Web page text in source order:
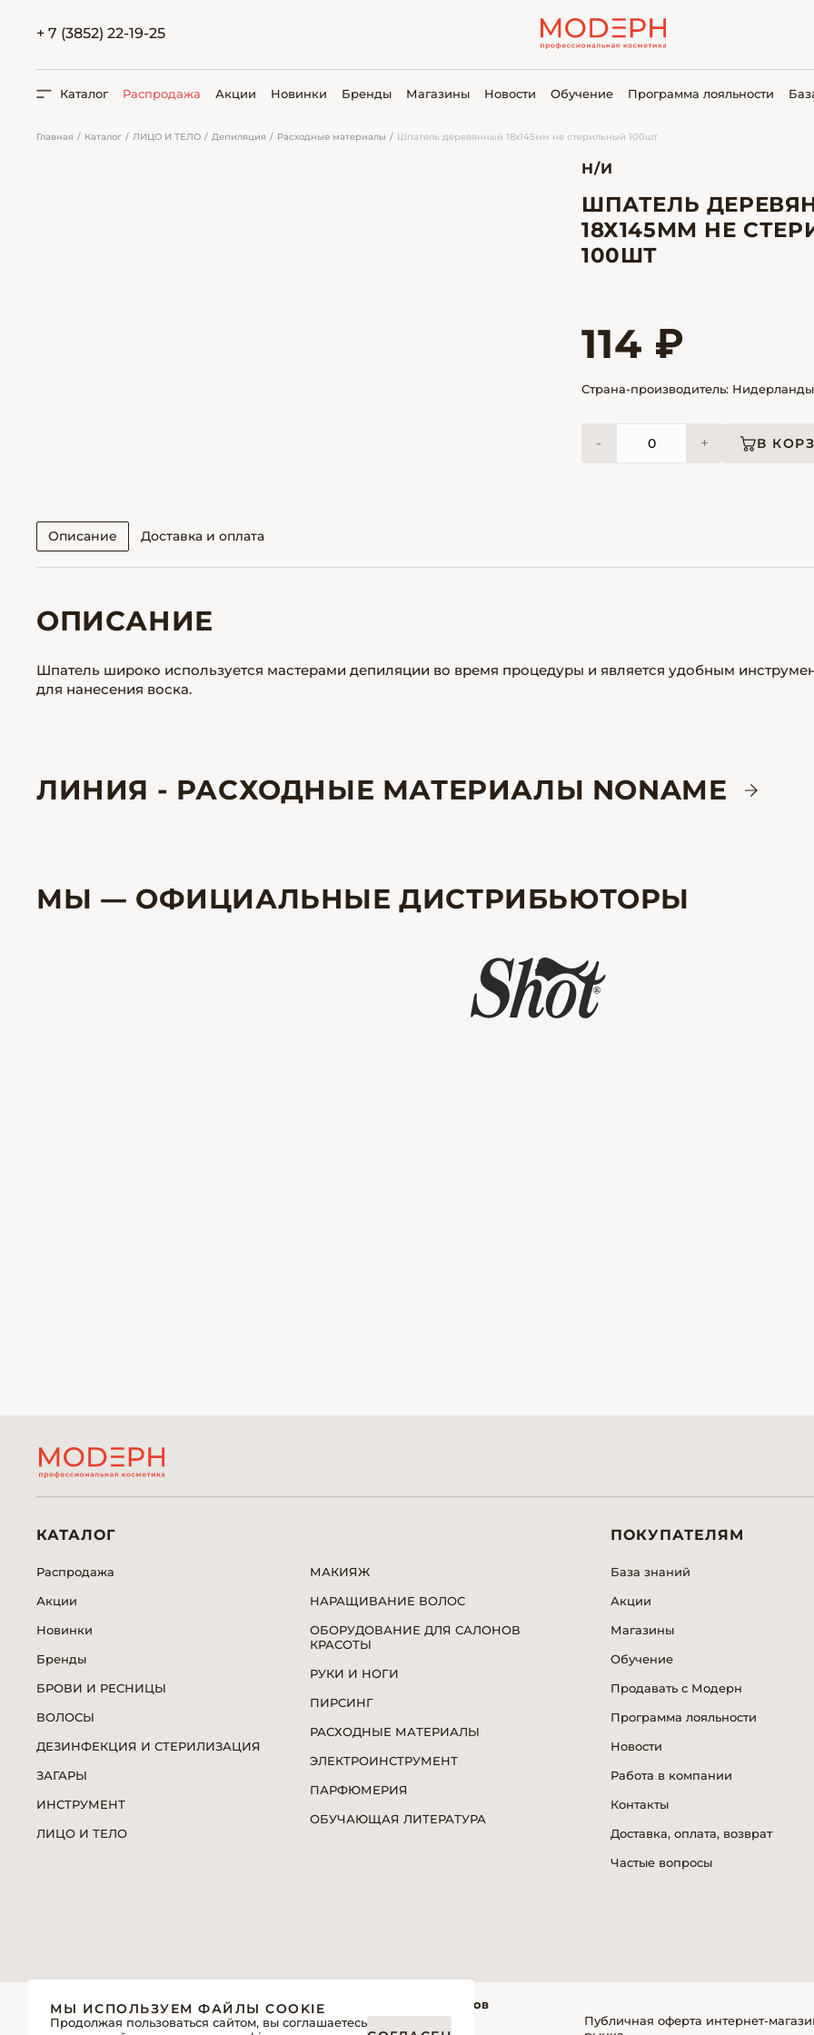
+ 7 (3852) 22-19-25
Каталог Распродажа Акции Новинки Бренды Магазины Новости Обучение Программа лояльности
Главная Каталог ЛИЦО И ТЕЛО Депиляция Расходные материалы Шпатель деревянный 18х145мм не стерильный 100шт
Н/И
ШПАТЕЛЬ
18Х145ММ НЕ
100ШТ
114 ₽
Страна-производитель: Нидерланды
- + В
Описание Доставка и оплата
ОПИСАНИЕ
Шпатель широко используется мастерами депиляции во время процедуры и является удобным
для нанесения воска.
ЛИНИЯ - РАСХОДНЫЕ МАТЕРИАЛЫ NONAME
МЫ — ОФИЦИАЛЬНЫЕ ДИСТРИБЬЮТОРЫ
КАТАЛОГ
Распродажа
Акции
Новинки
Бренды
БРОВИ И РЕСНИЦЫ
ВОЛОСЫ
ДЕЗИНФЕКЦИЯ И СТЕРИЛИЗАЦИЯ
ЗАГАРЫ
ИНСТРУМЕНТ
ЛИЦО И ТЕЛО
МАКИЯЖ
НАРАЩИВАНИЕ ВОЛОС
ОБОРУДОВАНИЕ ДЛЯ САЛОНОВ
КРАСОТЫ
РУКИ И НОГИ
ПИРСИНГ
РАСХОДНЫЕ МАТЕРИАЛЫ
ЭЛЕКТРОИНСТРУМЕНТ
ПАРФЮМЕРИЯ
ОБУЧАЮЩАЯ ЛИТЕРАТУРА
ПОКУПАТЕЛЯМ
База знаний
Акции
Магазины
Обучение
Продавать с Модерн
Программа лояльности
Новости
Работа в компании
Контакты
Доставка, оплата, возврат
Частые вопросы
© 2026 «Модерн»— Косметика и оборудование для профессионалов
Политика обработки персональных данных
Публичная оферта интернет-
МЫ ИСПОЛЬЗУЕМ ФАЙЛЫ COOKIE
Продолжая пользоваться сайтом, вы соглашаетесь